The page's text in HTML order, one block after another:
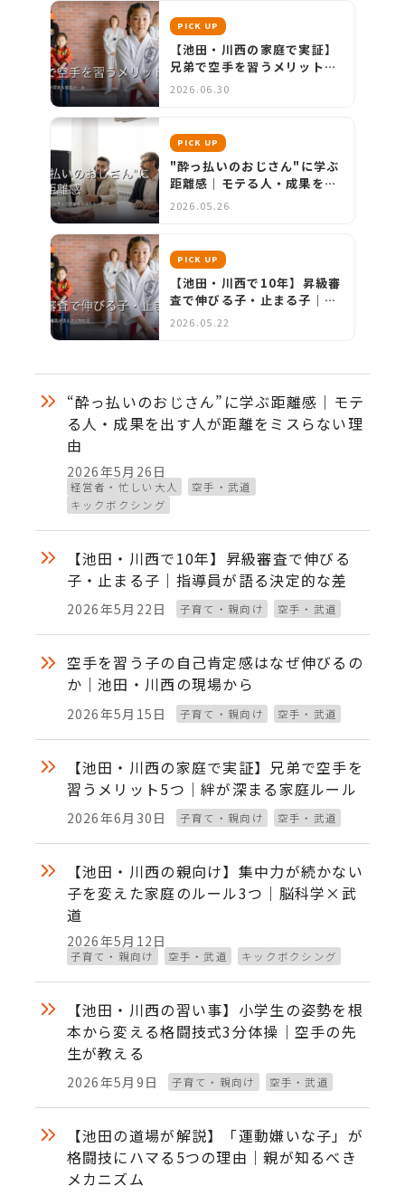
PICK UP
【池田・川西の家庭で実証】
兄弟で空手を習うメリット5
つ｜絆が深まる家庭ルール
2026.06.30
PICK UP
"酔っ払いのおじさん"に学ぶ
距離感｜モテる人・成果を出
す人が距離をミスらない理由
2026.05.26
PICK UP
【池田・川西で10年】昇級審
査で伸びる子・止まる子｜指
導員が語る決定的な差
2026.05.22
“酔っ払いのおじさん”に学ぶ距離感｜モテ
る人・成果を出す人が距離をミスらない理
由
投稿日
2026年5月26日
経営者・忙しい大人
空手・武道
キックボクシング
【池田・川西で10年】昇級審査で伸びる
子・止まる子｜指導員が語る決定的な差
投稿日
2026年5月22日 子育て・親向け 空手・武道
空手を習う子の自己肯定感はなぜ伸びるの
か｜池田・川西の現場から
投稿日
2026年5月15日 子育て・親向け 空手・武道
【池田・川西の家庭で実証】兄弟で空手を
習うメリット5つ｜絆が深まる家庭ルール
投稿日
2026年6月30日 子育て・親向け 空手・武道
【池田・川西の親向け】集中力が続かない
子を変えた家庭のルール3つ｜脳科学×武
道
投稿日
2026年5月12日
子育て・親向け 空手・武道 キックボクシング
【池田・川西の習い事】小学生の姿勢を根
本から変える格闘技式3分体操｜空手の先
生が教える
投稿日
2026年5月9日 子育て・親向け 空手・武道
【池田の道場が解説】「運動嫌いな子」が
格闘技にハマる5つの理由｜親が知るべき
メカニズム